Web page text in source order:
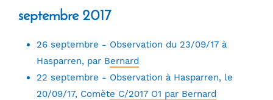
septembre 2017
26 septembre - Observation du 23/09/17 à
Hasparren, par Bernard
22 septembre - Observation à Hasparren, le
20/09/17, Comète C/2017 O1 par Bernard